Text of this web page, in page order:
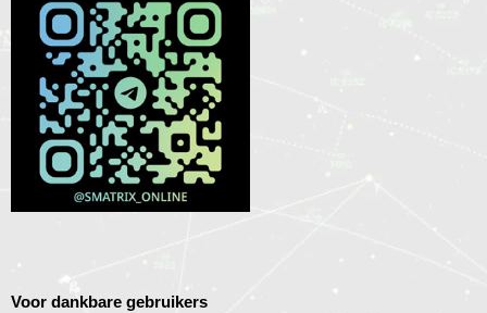
Voor dankbare gebruikers